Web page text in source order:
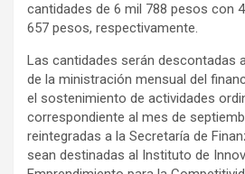
cantidades de 6 mil 788 pesos con
657 pesos, respectivamente.
Las cantidades serán descontadas
de la ministración mensual del
el sostenimiento de actividades
correspondiente al mes de
reintegradas a la Secretaría de
sean destinadas al Instituto de